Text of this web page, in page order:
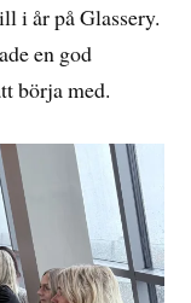
i år på Glassery.
en god
börja med.